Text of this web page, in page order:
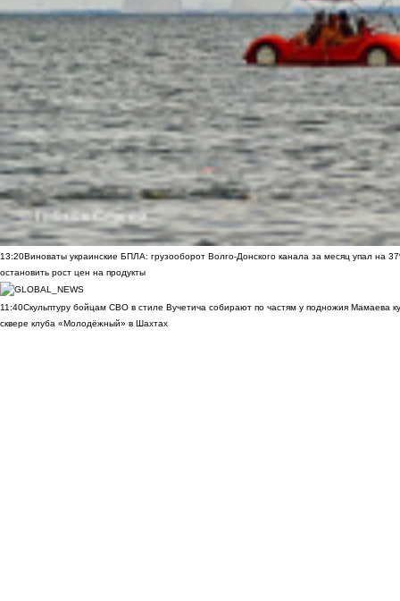
13:20Виноваты украинские БПЛА: грузооборот Волго-Донского канала за месяц упал на
остановить рост цен на продукты
11:40Скульптуру бойцам СВО в стиле Вучетича собирают по частям у подножия Мамаева
сквере клуба «Молодёжный» в Шахтах